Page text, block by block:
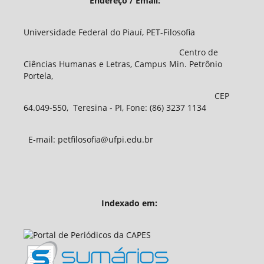
Universidade Federal do Piauí, PET-Filosofia
Centro de
Ciências Humanas e Letras, Campus Min. Petrônio
Portela,
CEP
64.049-550, Teresina - PI, Fone: (86) 3237 1134
E-mail: petfilosofia@ufpi.edu.br
Indexado em: